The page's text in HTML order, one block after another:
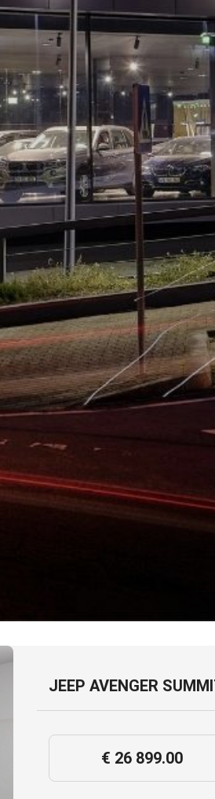
JEEP AVENGER
€ 26 899.00